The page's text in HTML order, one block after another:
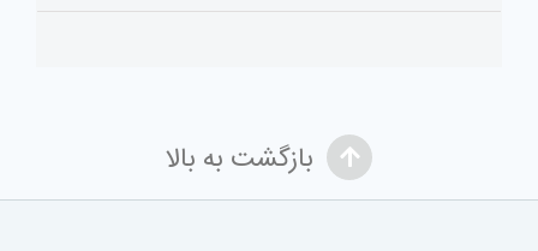
بازگشت به بالا